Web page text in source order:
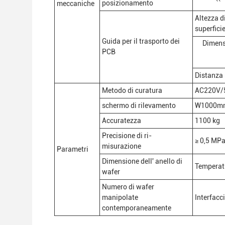
meccaniche posizionamento
Guida per il trasporto dei
PCB
Altezza
Distanza
Parametri
Metodo di curatura
schermo di rilevamento
Accuratezza
1100 kg
Precisione di ri-
misurazione
≥ 0,5 MPa
Dimensione dell' anello di
wafer
Numero di wafer
manipolate
contemporaneamente